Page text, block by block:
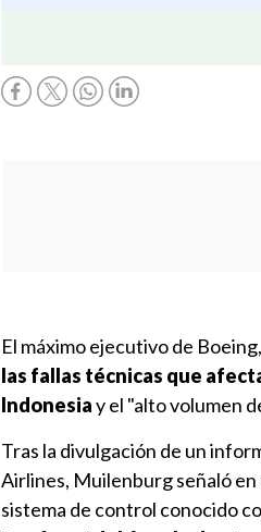
El máximo ejecutivo de Boeing,
las fallas técnicas que
Indonesiay el "alto volumen
Tras la divulgación de un
Airlines, Muilenburg señaló
sistema de control conocido